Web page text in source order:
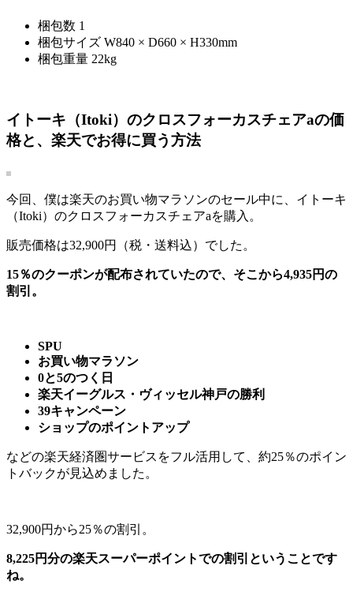
梱包数 1
梱包サイズ W840 × D660 × H330mm
梱包重量 22kg
イトーキ（Itoki）のクロスフォーカスチェアaの価
格と、楽天でお得に買う方法
今回、僕は楽天のお買い物マラソンのセール中に、イトーキ
（Itoki）のクロスフォーカスチェアaを購入。
販売価格は32,900円（税・送料込）でした。
15％のクーポンが配布されていたので、そこから4,935円の
割引。
SPU
お買い物マラソン
0と5のつく日
楽天イーグルス・ヴィッセル神戸の勝利
39キャンペーン
ショップのポイントアップ
などの楽天経済圏サービスをフル活用して、約25％のポイン
トバックが見込めました。
32,900円から25％の割引。
8,225円分の楽天スーパーポイントでの割引ということです
ね。